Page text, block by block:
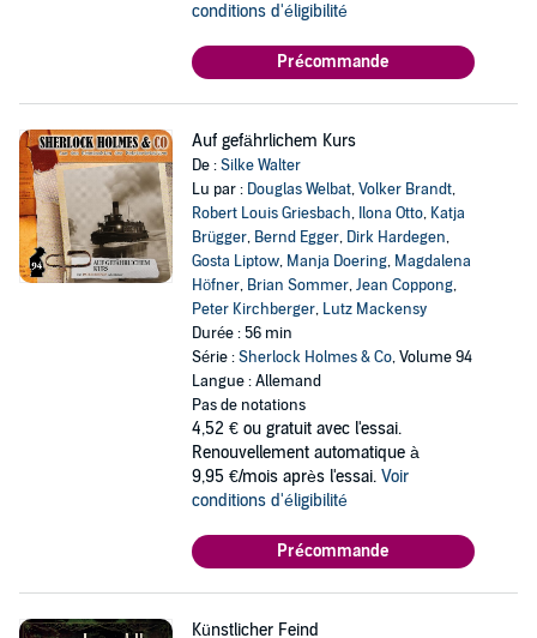
conditions d'éligibilité
Précommande
Auf gefährlichem Kurs
De :Silke Walter
Lu par : Douglas Welbat,Volker Brandt,
Robert Louis Griesbach, Ilona Otto, Katja
Brügger, Bernd Egger, Dirk Hardegen,
Gosta Liptow, Manja Doering, Magdalena
Höfner, Brian Sommer,Jean Coppong,
Peter Kirchberger, Lutz Mackensy
Durée : 56 min
Série :Sherlock Holmes & Co, Volume 94
Langue : Allemand
Pas de notations
4,52 € ou gratuit avec l'essai.
Renouvellement automatique à
9,95 €/mois après l'essai. Voir
conditions d'éligibilité
Précommande
Künstlicher Feind